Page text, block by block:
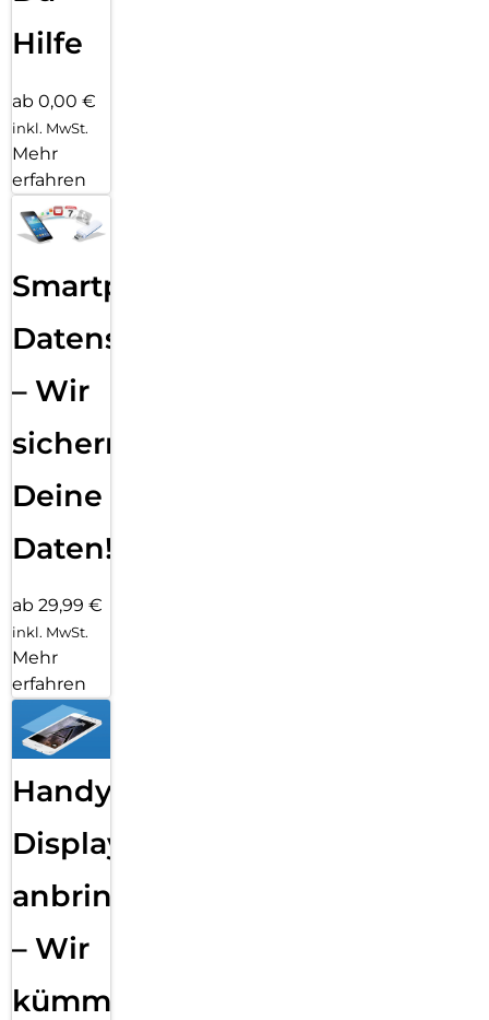
Hilfe
ab 0,00 €
inkl. MwSt.
Mehr
erfahren
Smartphone
Datensicherung
– Wir
sichern
Deine
Daten!
ab 29,99 €
inkl. MwSt.
Mehr
erfahren
Handy
Displayfolie
anbringen
– Wir
kümmern